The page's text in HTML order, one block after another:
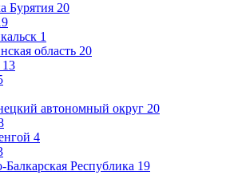
Бурятия 20
1
область 20
13
автономный округ 20
4
Республика 19